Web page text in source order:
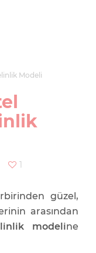
Modeli
1
güzel,
arasından
modeline